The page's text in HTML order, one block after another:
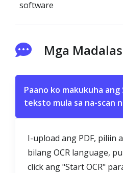
software
Mga
Paano ko makukuha
teksto mula sa na-scan
I-upload ang PDF, piliin
bilang OCR language,
click ang "Start OCR"